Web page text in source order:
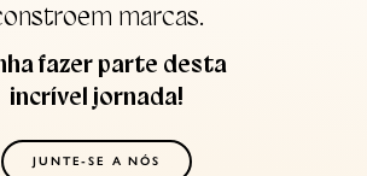
marcas.
fazer parte desta
incrível jornada!
JUNTE-SE A NÓS